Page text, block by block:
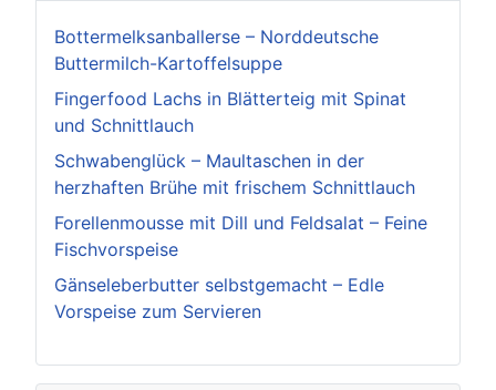
Bottermelksanballerse – Norddeutsche
Buttermilch-Kartoffelsuppe
Fingerfood Lachs in Blätterteig mit Spinat
und Schnittlauch
Schwabenglück – Maultaschen in der
herzhaften Brühe mit frischem Schnittlauch
Forellenmousse mit Dill und Feldsalat – Feine
Fischvorspeise
Gänseleberbutter selbstgemacht – Edle
Vorspeise zum Servieren